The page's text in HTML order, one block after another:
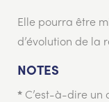
Elle pourra être
d’évolution de la
NOTES
* C’est-à-dire un